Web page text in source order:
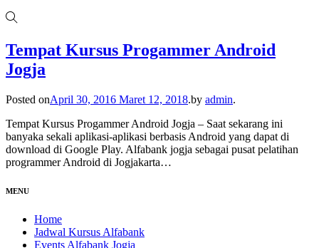
Tempat Kursus Progammer Android
Jogja
Posted onApril 30, 2016 Maret 12, 2018.by admin.
Tempat Kursus Progammer Android Jogja – Saat sekarang ini
banyaka sekali aplikasi-aplikasi berbasis Android yang dapat di
download di Google Play. Alfabank jogja sebagai pusat pelatihan
programmer Android di Jogjakarta…
MENU
Home
Jadwal Kursus Alfabank
Events Alfabank Jogja